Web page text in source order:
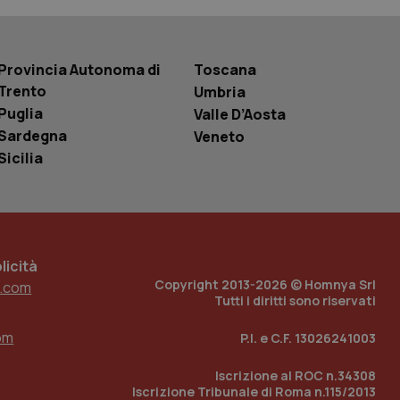
Autonoma di
Toscana
Umbria
Valle D’Aosta
Veneto
Copyright 2013-2026 © Homnya Srl
Tutti i diritti sono riservati
P.I. e C.F. 13026241003
Iscrizione al ROC n.34308
Iscrizione Tribunale di Roma n.115/2013
il sito, ma un
Analytics
di
traccia
incorporati
del sito web sta
di